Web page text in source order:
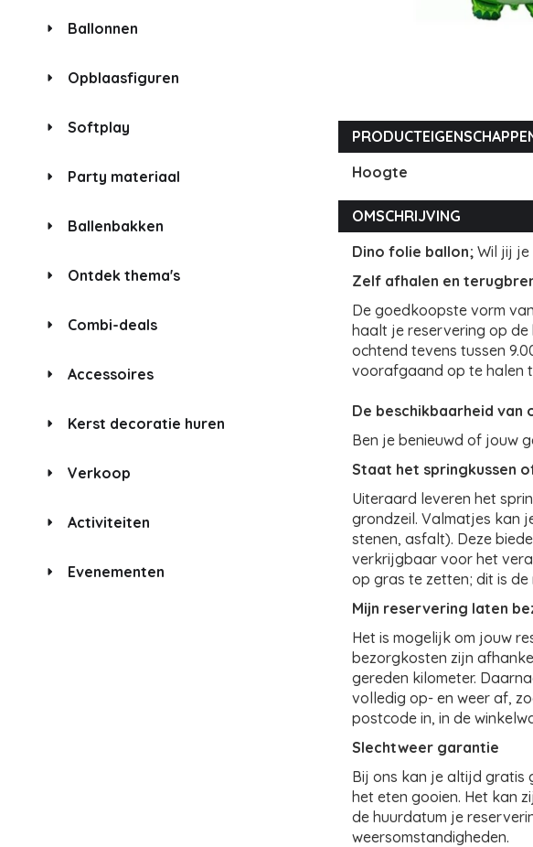
Ballonnen
Opblaasfiguren
Softplay
Party materiaal
Ballenbakken
Ontdek thema's
Combi-deals
Accessoires
Kerst decoratie huren
Verkoop
Activiteiten
Evenementen
Hoogte
OMSCHRIJVING
Dino folie ballon; Wil jij je
Zelf afhalen en
De goedkoopste vorm
haalt je reservering op de
ochtend tevens tussen
voorafgaand op te halen
De beschikbaarheid van
Ben je benieuwd of jouw
Staat het springkussen
Uiteraard leveren het
grondzeil. Valmatjes kan
stenen, asfalt). Deze
verkrijgbaar voor het
op gras te zetten; dit is de
Mijn reservering laten
Het is mogelijk om jouw
bezorgkosten zijn
gereden kilometer.
volledig op- en weer af,
postcode in, in de
Slechtweer garantie
Bij ons kan je altijd gratis
het eten gooien. Het kan
de huurdatum je
weersomstandigheden.